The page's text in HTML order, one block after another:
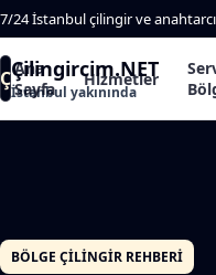
7/24 İstanbul çilingir ve
ÇÇilingircim.NET
İstanbul yakınında
Ana
Sayfa
Hizmetler
BÖLGE ÇILINGIR REHBERI